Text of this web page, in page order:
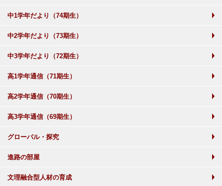
中1学年だより（74期生）
中2学年だより（73期生）
中3学年だより（72期生）
高1学年通信（71期生）
高2学年通信（70期生）
高3学年通信（69期生）
グローバル・探究
進路の部屋
文理融合型人材の育成